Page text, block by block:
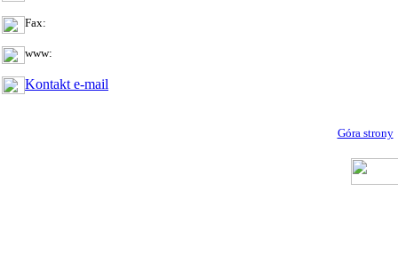
Fax:
www:
Kontakt e-mail
Góra strony